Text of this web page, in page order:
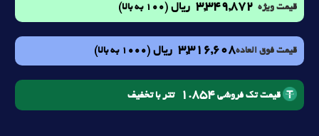
قیمت ویژه 3,349,872 ریال (100 به بالا)
قیمت فوق العاده3,316,608 ریال (1000 به بالا)
قیمت تک فروشی 1.854 تتر با تخفیف